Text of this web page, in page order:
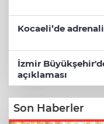
Kocaeli’de
İzmir
açıklaması
Son Haberler